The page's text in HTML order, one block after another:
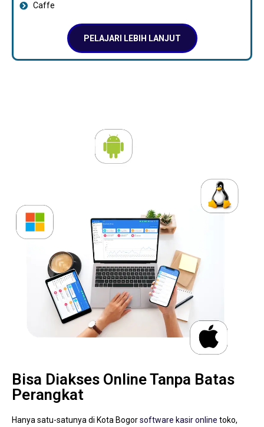
Caffe
PELAJARI LEBIH LANJUT
Bisa Diakses Online Tanpa Batas
Perangkat
Hanya satu-satunya di Kota Bogorsoftware kasir online toko,